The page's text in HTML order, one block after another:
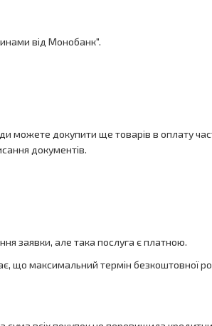
від Монобанк".
можете докупити ще товарів в оплату
документів.
заявки, але така послуга є платною.
що максимальний термін безкоштовної